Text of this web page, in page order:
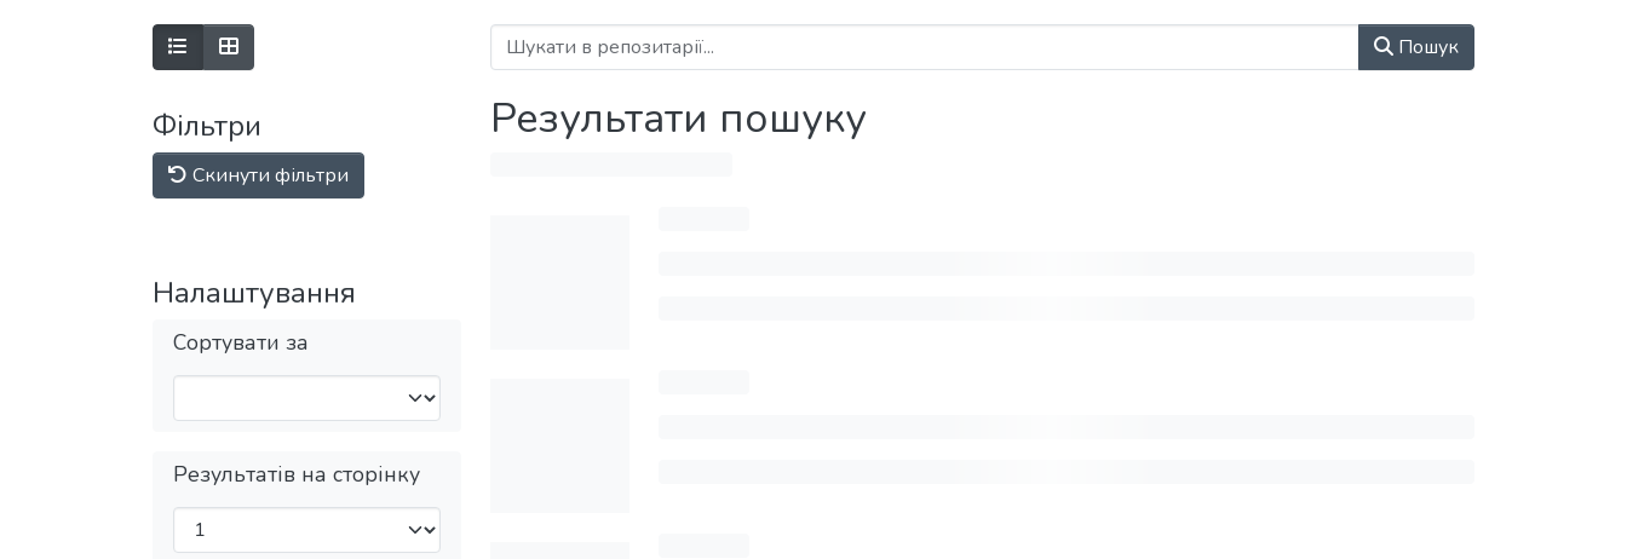
Фільтри
Скинути фільтри
Налаштування
Сортувати за
Результатів на сторінку
Пошук
Результати пошуку